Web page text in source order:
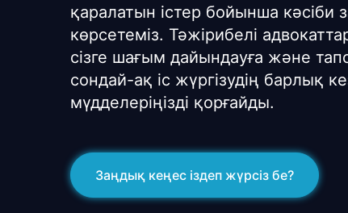
қаралатын істер бойынша кәсіби
көрсетеміз. Тәжірибелі
сізге шағым дайындауға және
сондай-ақ іс жүргізудің барлық
мүдделеріңізді қорғайды.
Заңдық кеңес іздеп жүрсіз бе?